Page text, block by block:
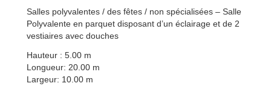
Salles polyvalentes / des fêtes / non spécialisées – Salle
Polyvalente en parquet disposant d’un éclairage et de 2
vestiaires avec douches
Hauteur : 5.00 m
Longueur: 20.00 m
Largeur: 10.00 m